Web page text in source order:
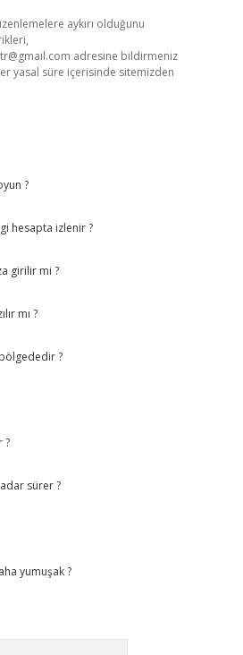
aykırı olduğunu
adresine bildirmeniz
yasal süre içerisinde sitemizden
?
hesapta izlenir ?
girilir mi ?
mı ?
?
?
sürer ?
yumuşak ?